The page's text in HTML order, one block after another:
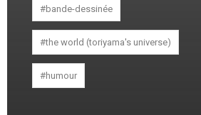
#bande-dessinée
#the world (toriyama's universe)
#humour